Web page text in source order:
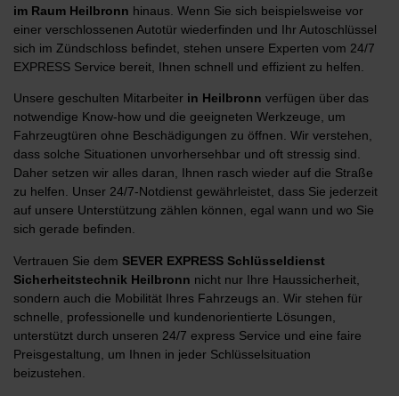
im Raum Heilbronn hinaus. Wenn Sie sich beispielsweise vor
einer verschlossenen Autotür wiederfinden und Ihr Autoschlüssel
sich im Zündschloss befindet, stehen unsere Experten vom 24/7
EXPRESS Service bereit, Ihnen schnell und effizient zu helfen.
Unsere geschulten Mitarbeiter in Heilbronn verfügen über das
notwendige Know-how und die geeigneten Werkzeuge, um
Fahrzeugtüren ohne Beschädigungen zu öffnen. Wir verstehen,
dass solche Situationen unvorhersehbar und oft stressig sind.
Daher setzen wir alles daran, Ihnen rasch wieder auf die Straße
zu helfen. Unser 24/7-Notdienst gewährleistet, dass Sie jederzeit
auf unsere Unterstützung zählen können, egal wann und wo Sie
sich gerade befinden.
Vertrauen Sie dem SEVER EXPRESS Schlüsseldienst
Sicherheitstechnik Heilbronn nicht nur Ihre Haussicherheit,
sondern auch die Mobilität Ihres Fahrzeugs an. Wir stehen für
schnelle, professionelle und kundenorientierte Lösungen,
unterstützt durch unseren 24/7 express Service und eine faire
Preisgestaltung, um Ihnen in jeder Schlüsselsituation
beizustehen.